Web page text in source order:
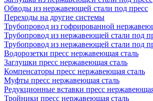
Обводы из нержавеющей стали под пресс
Переходы на другие системы
Трубопровод из гофрированной
Трубопровод из нержавеющей стали под
Трубопровод из нержавеющей стали под
Водорозетки пресс нержавеющая сталь
Заглушки пресс нержавеющая сталь
Компенсаторы пресс нержавеющая сталь
Муфты пресс нержавеющая сталь
Редукционные вставки пресс
Тройники пресс нержавеющая сталь